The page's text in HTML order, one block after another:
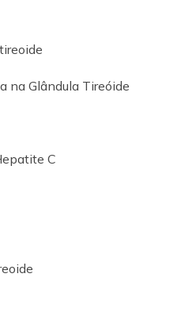
na Glândula Tireóide
C